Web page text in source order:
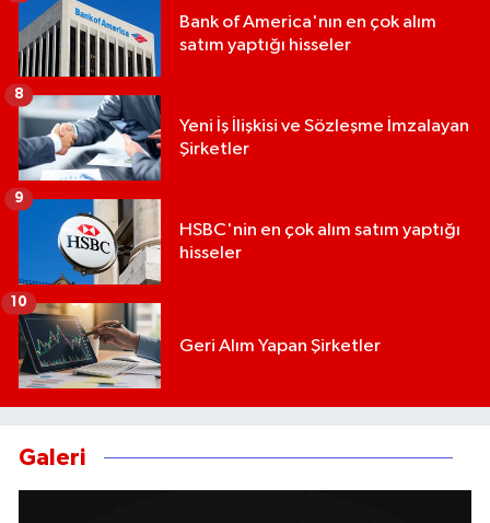
Bank of America'nın en çok alım
satım yaptığı hisseler
Yeni İş İlişkisi ve Sözleşme İmzalayan
Şirketler
8
HSBC'nin en çok alım satım yaptığı
hisseler
9
Geri Alım Yapan Şirketler
10
Galeri